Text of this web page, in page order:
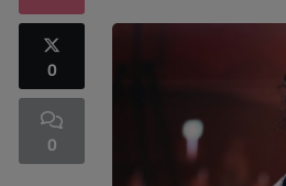
SOUL ADDICT PLAY
Flash News
5 bonnes raisons
0
0